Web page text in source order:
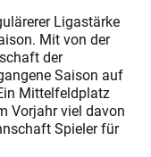
Ligastärke
Mit von der
der
Saison auf
Mittelfeldplatz
Vorjahr viel davon
Spieler für